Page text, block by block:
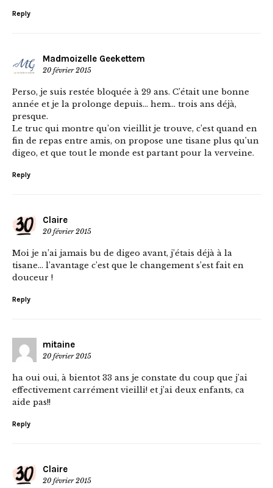
Reply
Madmoizelle Geekettem
20 février 2015
Perso, je suis restée bloquée à 29 ans. C’était une bonne
année et je la prolonge depuis… hem… trois ans déjà,
presque.
Le truc qui montre qu’on vieillit je trouve, c’est quand en
fin de repas entre amis, on propose une tisane plus qu’un
digeo, et que tout le monde est partant pour la verveine.
Reply
Claire
20 février 2015
Moi je n’ai jamais bu de digeo avant, j’étais déjà à la
tisane… l’avantage c’est que le changement s’est fait en
douceur !
Reply
mitaine
20 février 2015
ha oui oui, à bientot 33 ans je constate du coup que j’ai
effectivement carrément vieilli! et j’ai deux enfants, ca
aide pas!!
Reply
Claire
20 février 2015